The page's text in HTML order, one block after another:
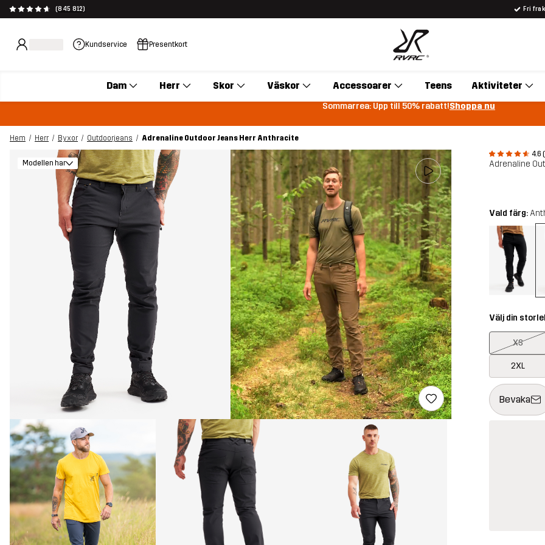
(845 812) Fri
Kundservice Presentkort
Dam Herr Skor Väskor Accessoarer Teens Aktiviteter
Sommarrea: Upp till 50% rabatt!Shoppa nu
Hem Herr Byxor Outdoorjeans
Adrenaline Outdoor Jeans Herr Anthracite
4.6
Adrenaline
Modellen har
Vald färg:
Välj din
XS
2XL
Bevaka
Denna
{{size}} inte